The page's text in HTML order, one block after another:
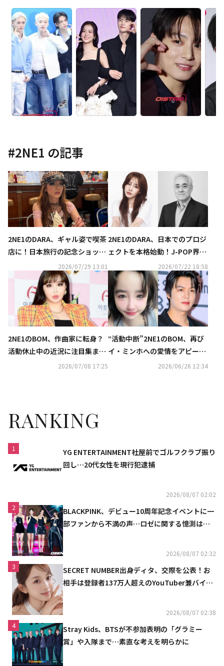
#2NE1 の記事
2NE1のDARA、ギャル姿で喫茶
店に！日本旅行の記念ショット
を公開（動画あり）2026/07/29 13:01
2NE1のDARA、日本でのプロジ
ェクトを本格始動！J-POP界の
ベテランとタッグ2026/07/22 18:58
2NE1のBOM、作曲家に転身？
活動休止中の近況に注目集まる
「どうにでもなって！」
2026/07/08 17:25
“活動中断”2NE1のBOM、再び
イ・ミンホへの愛情をアピー
ル？新たなアカウント名に注目
2026/06/26 12:34
RANKING
1
YG ENTERTAINMENT社屋前でゴルフクラブ振り
回し…20代女性を現行犯逮捕
2026/08/07 02:02
2
BLACKPINK、デビュー10周年記念イベントに一
部ファンから不満の声…ロゼに関する憶測は否
2026/08/07 02:32
3
SECRET NUMBER出身ディタ、交際を公表！お
相手は登録者137万人超えのYouTuber兼バイオ
2026/08/07 02:38
4
Stray Kids、BTSが不参加表明の「グラミー
賞」や入隊まで…素直な考えを明らかに